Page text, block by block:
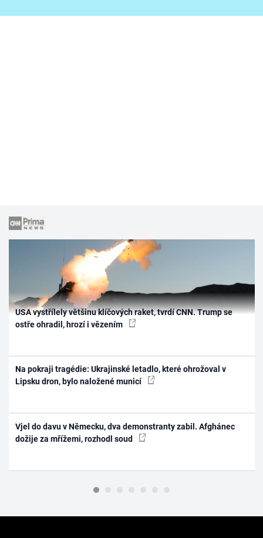
USA vystřílely většinu klíčových raket, tvrdí CNN. Trump se
ostře ohradil, hrozí i vězením
Na pokraji tragédie: Ukrajinské letadlo, které ohrožoval v
Lipsku dron, bylo naložené municí
Vjel do davu v Německu, dva demonstranty zabil. Afghánec
dožije za mřížemi, rozhodl soud